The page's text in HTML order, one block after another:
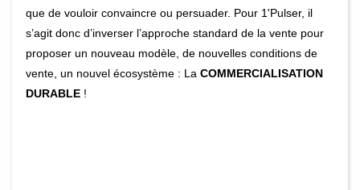
que de vouloir convaincre ou persuader. Pour 1'Pulser, il
s’agit donc d’inverser l’approche standard de la vente pour
proposer un nouveau modèle, de nouvelles conditions de
vente, un nouvel écosystème : La COMMERCIALISATION
DURABLE !